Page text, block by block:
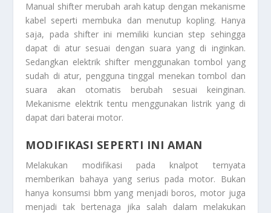
Manual shifter merubah arah katup dengan mekanisme
kabel seperti membuka dan menutup kopling. Hanya
saja, pada shifter ini memiliki kuncian step sehingga
dapat di atur sesuai dengan suara yang di inginkan.
Sedangkan elektrik shifter menggunakan tombol yang
sudah di atur, pengguna tinggal menekan tombol dan
suara akan otomatis berubah sesuai keinginan.
Mekanisme elektrik tentu menggunakan listrik yang di
dapat dari baterai motor.
MODIFIKASI SEPERTI INI AMAN
Melakukan modifikasi pada knalpot ternyata
memberikan bahaya yang serius pada motor. Bukan
hanya konsumsi bbm yang menjadi boros, motor juga
menjadi tak bertenaga jika salah dalam melakukan